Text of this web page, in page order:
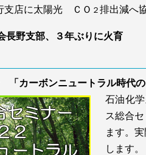
い拡大
支店に太陽光 ＣＯ ２ 排出減へ
長野支部、３年ぶりに火育
近に
「カーボンニュートラル時代
石油化
ス総合
ます。
します。